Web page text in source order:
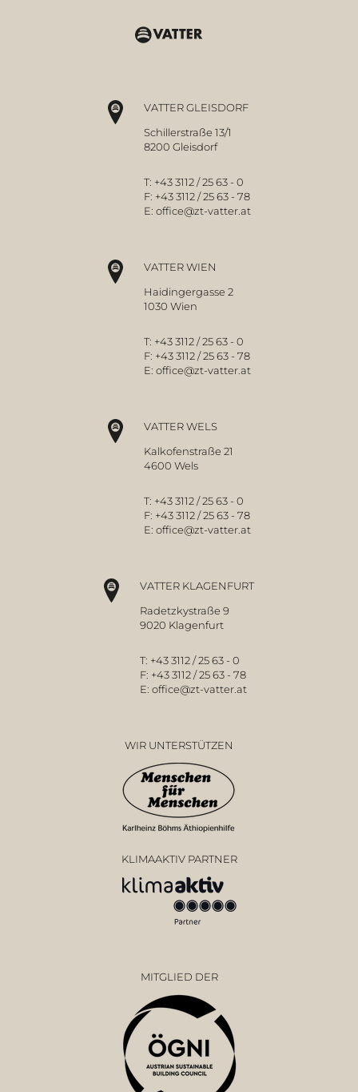
VATTER GLEISDORF
Schillerstraße 13/1
8200 Gleisdorf
T: +43 3112 / 25 63 - 0
F: +43 3112 / 25 63 - 78
E: office@zt-vatter.at
VATTER WIEN
Haidingergasse 2
1030 Wien
T: +43 3112 / 25 63 - 0
F: +43 3112 / 25 63 - 78
E: office@zt-vatter.at
VATTER WELS
Kalkofenstraße 21
4600 Wels
T: +43 3112 / 25 63 - 0
F: +43 3112 / 25 63 - 78
E: office@zt-vatter.at
VATTER KLAGENFURT
Radetzkystraße 9
9020 Klagenfurt
T: +43 3112 / 25 63 - 0
F: +43 3112 / 25 63 - 78
E: office@zt-vatter.at
WIR UNTERSTÜTZEN
KLIMAAKTIV PARTNER
MITGLIED DER